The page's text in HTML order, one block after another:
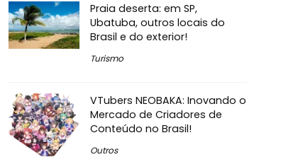
Praia deserta: em SP,
Ubatuba, outros locais do
Brasil e do exterior!
Turismo
VTubers NEOBAKA: Inovando o
Mercado de Criadores de
Conteúdo no Brasil!
Outros